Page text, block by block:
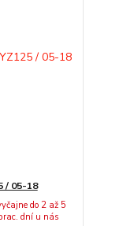
/ 05-18
do 2 až 5
dní u nás